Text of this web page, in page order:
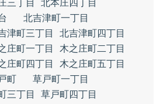
三丁目
北本庄四丁目
北吉津町一丁目
津町三丁目
北吉津町四丁目
庄町一丁目
木之庄町二丁目
庄町四丁目
木之庄町五丁目
町
草戸町一丁目
三丁目
草戸町四丁目